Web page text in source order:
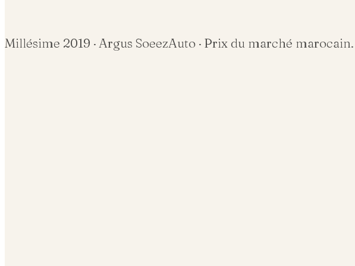
Millésime 2019 · Argus SoeezAuto · Prix du marché marocain.